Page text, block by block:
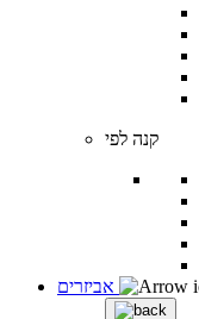
קנה לפי